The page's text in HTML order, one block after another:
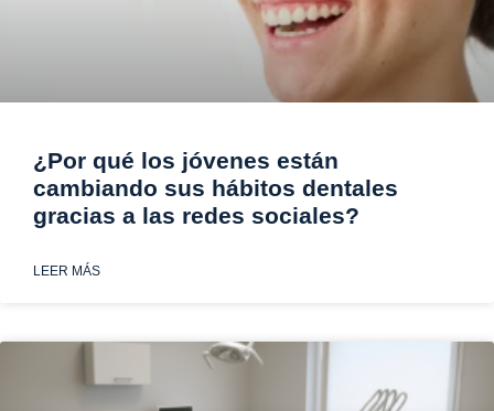
¿Por qué los jóvenes están
cambiando sus hábitos dentales
gracias a las redes sociales?
LEER MÁS